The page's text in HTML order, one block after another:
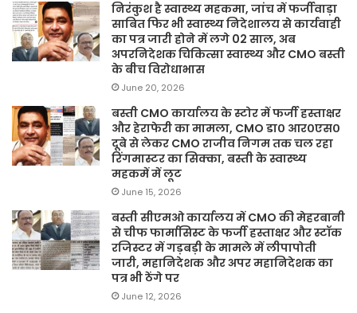
निरंकुश है स्वास्थ्य महकमा, जांच में फर्जीवाड़ा
साबित फिर भी स्वास्थ्य निदेशालय से कार्यवाही
का पत्र जारी होने में लगे 02 साल, अब
अपरनिदेशक चिकित्सा स्वास्थ्य और CMO बस्ती
के बीच विरोधाभास
June 20, 2026
बस्ती CMO कार्यालय के स्टोर में फर्जी हस्ताक्षर
और हेराफेरी का मामला, CMO डा० आर०एस०
दूबे से लेकर CMO राजीव निगम तक चल रहा
रिंगमास्टर का सिक्का, बस्ती के स्वास्थ्य
महकमें में लूट
June 15, 2026
बस्ती सीएमओ कार्यालय में CMO की मेहरबानी
से चीफ फार्मासिस्ट के फर्जी हस्ताक्षर और स्टॉक
रजिस्टर में गड़बड़ी के मामले में लीपापोती
जारी, महानिदेशक और अपर महानिदेशक का
पत्र भी ठेंगे पर
June 12, 2026